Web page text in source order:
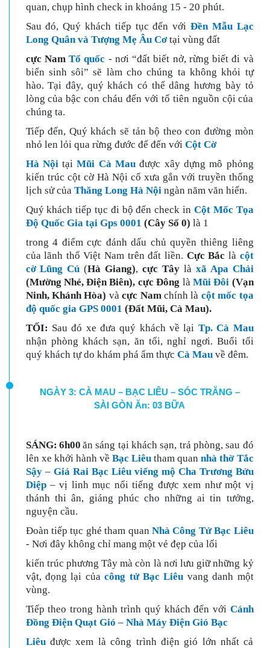
quan, chụp hình check in khoảng 15 - 20 phút.
Sau đó, Quý khách tiếp tục đến với Đền Mẫu Lạc
Long Quân và Tượng Mẹ Âu Cơtại vùng đất
cực Nam Tổ quốc - nơi “đất biết nở, rừng biết đi và
biển sinh sôi” sẽ làm cho chúng ta không khỏi tự
hào. Tại đây, quý khách có thể dâng hương bày tỏ
lòng của bậc con cháu đến với tổ tiên nguồn cội của
chúng ta.
Tiếp đến, Quý khách sẽ tản bộ theo con đường mòn
nhỏ len lỏi qua rừng đước để đến với Cột Cờ
Hà NộitạiMũi Cà Mau được xây dựng mô phỏng
kiến trúc cột cờ Hà Nội cổ xưa gắn với truyền thống
lịch sử của Thăng Long Hà Nộingàn năm văn hiến.
Quý khách tiếp tục đi bộ đến check in Cột Mốc Tọa
Độ Quốc Gia tại Gps 0001 (Cây Số 0) là 1
trong 4 điểm cực đánh dấu chủ quyền thiêng liêng
của lãnh thổ Việt Nam trên đất liền. Cực Bắc là cột
cờ Lũng Cú (Hà Giang),cực Tâylà xã Apa Chải
(Mường Nhé, Điện Biên), cực Đông là Mũi Đôi (Vạn
Ninh, Khánh Hòa) vàcực Namchính là cột mốc tọa
độ quốc gia GPS 0001 (Đất Mũi, Cà Mau).
TỐI: Sau đó xe đưa quý khách về lại Tp. Cà Mau
nhận phòng khách sạn, ăn tối, nghỉ ngơi. Buổi tối
quý khách tự do khám phá ẩm thực Cà Mauvề đêm.
NGÀY 3: CÀ MAU – BẠC LIÊU – SÓC TRĂNG –
SÀI GÒN Ăn: 03 BỮA
SÁNG: 6h00 ăn sáng tại khách sạn, trả phòng, sau đó
lên xe khởi hành về Bạc Liêu tham quannhà thờ Tắc
Sậy– Giá Rai Bạc Liêu viếng mộ Cha Trương Bửu
Diệp– vị linh mục nổi tiếng được xem như một vị
thánh thi ân, giáng phúc cho những ai tin tưởng,
nguyện cầu.
Đoàn tiếp tục ghé tham quan Nhà Công Tử Bạc Liêu
- Nơi đây không chỉ mang một vẻ đẹp của lối
kiến trúc phương Tây mà còn là nơi lưu giữ những kỷ
vật, đọng lại củacông tử Bạc Liêu vang danh một
vùng.
Tiếp theo trong hành trình quý khách đến với Cánh
Đồng Điện Quạt Gió – Nhà Máy Điện Gió Bạc
Liêuđược xem là công trình điện gió lớn nhất cả